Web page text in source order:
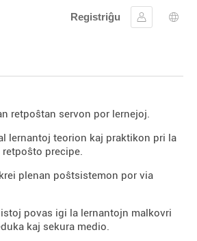
Registriĝu
Ensaluti
retpoŝtan servon por lernejoj.
lernantoj teorion kaj praktikon pri la
precipe.
plenan poŝtsistemon por via
povas igi la lernantojn malkovri
kaj sekura medio.